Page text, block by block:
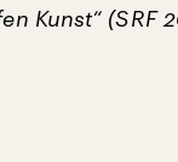
Kunst“ (SRF